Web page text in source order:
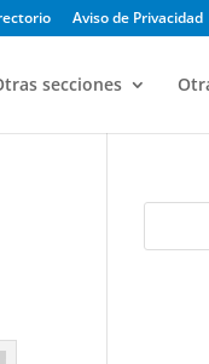
Aviso de Privacidad
secciones